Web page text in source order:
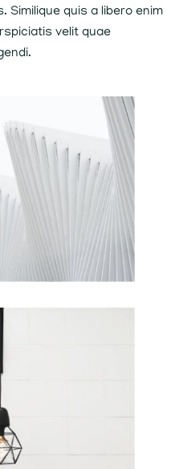
Similique quis a libero enim
velit quae